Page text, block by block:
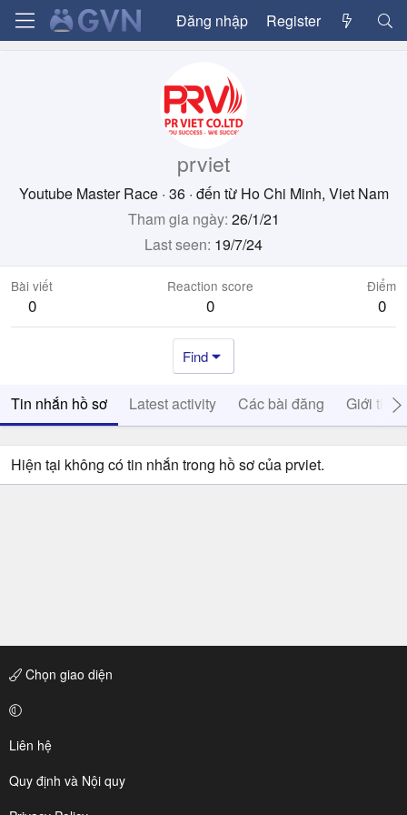
Đăng nhập Register
prviet
Youtube Master Race · 36 · đến từ Ho Chi Minh, Viet Nam
Tham gia ngày 26/1/21
Last seen 19/7/24
Bài viết
0
Reaction score
0
Điểm
0
Find
Tin nhắn hồ sơ Latest activity Các bài đăng Giới thiệu
Hiện tại không có tin nhắn trong hồ sơ của prviet.
Chọn giao diện
Liên hệ
Quy định và Nội quy